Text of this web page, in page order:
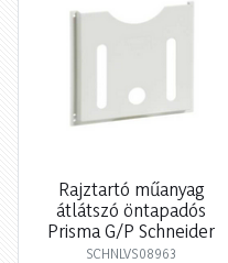
Rajztartó műanyag
átlátszó öntapadós
Prisma G/P Schneider
SCHNLVS08963